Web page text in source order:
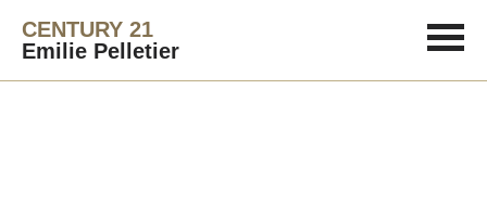
CENTURY 21
Emilie Pelletier